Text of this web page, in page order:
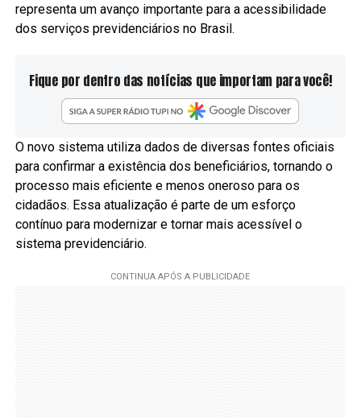
representa um avanço importante para a acessibilidade
dos serviços previdenciários no Brasil.
Fique por dentro das notícias que importam para você!
O novo sistema utiliza dados de diversas fontes oficiais
para confirmar a existência dos beneficiários, tornando o
processo mais eficiente e menos oneroso para os
cidadãos. Essa atualização é parte de um esforço
contínuo para modernizar e tornar mais acessível o
sistema previdenciário.